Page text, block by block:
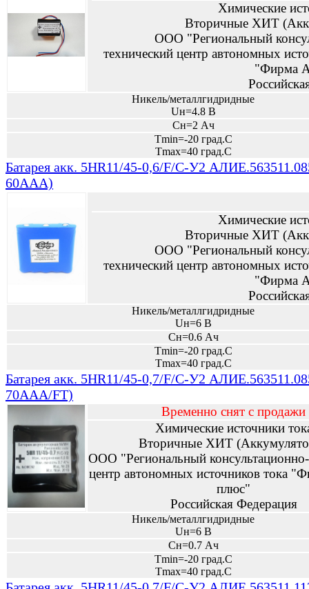
Химические
Вторичные ХИТ
ООО "Региональный
технический центр автономных
"Фирма
Никель/металлгидридные
Uн=4.8 В
Сн=2 Ач
Tmin=-20 град.С
Tmax=40 град.С
Батарея акк. 5HR11/45-0,6/F/C-У2
60AAA)
Химические
Вторичные ХИТ
ООО "Региональный
технический центр автономных
"Фирма
Никель/металлгидридные
Uн=6 В
Сн=0.6 Ач
Tmin=-20 град.С
Tmax=40 град.С
Батарея акк. 5HR11/45-0,7/F/C-У2
70AAA/FT)
Временно снят с продажи
Химические источники
Вторичные ХИТ
ООО "Региональный консультационно-
центр автономных источников тока
плюс"
Российская Федерация
Никель/металлгидридные
Uн=6 В
Сн=0.7 Ач
Tmin=-20 град.С
Tmax=40 град.С